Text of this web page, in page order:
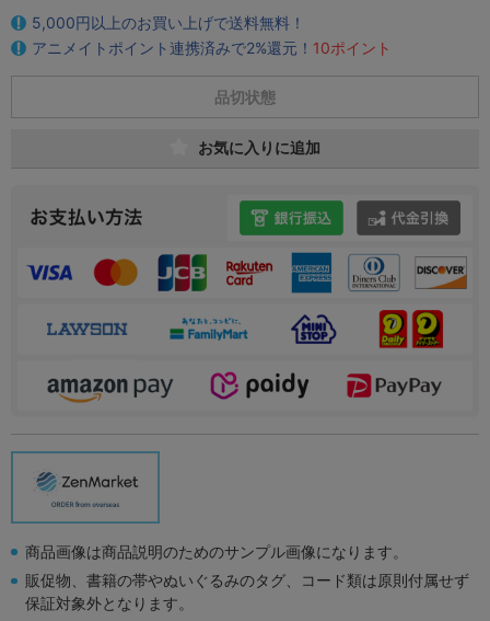
5,000円以上のお買い上げで送料無料！
アニメイトポイント連携済みで2%還元！ 10ポイント
品切状態
お気に入りに追加
商品画像は商品説明のためのサンプル画像になります。
販促物、書籍の帯やぬいぐるみのタグ、コード類は原則付属せず
保証対象外となります。